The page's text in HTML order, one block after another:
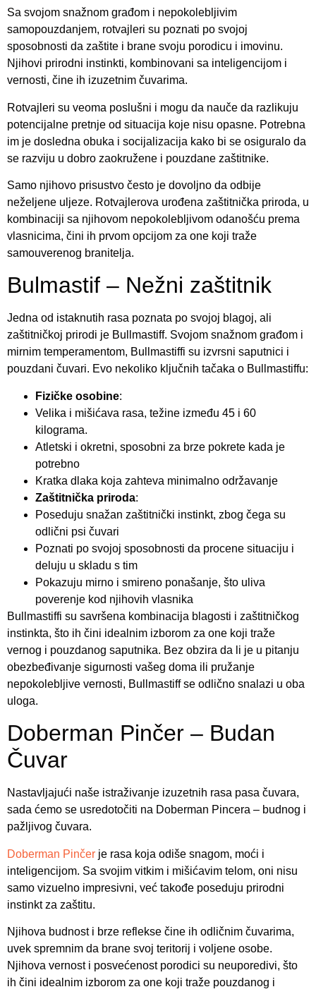
Sa svojom snažnom građom i nepokolebljivim
samopouzdanjem, rotvajleri su poznati po svojoj
sposobnosti da zaštite i brane svoju porodicu i imovinu.
Njihovi prirodni instinkti, kombinovani sa inteligencijom i
vernosti, čine ih izuzetnim čuvarima.
Rotvajleri su veoma poslušni i mogu da nauče da razlikuju
potencijalne pretnje od situacija koje nisu opasne. Potrebna
im je dosledna obuka i socijalizacija kako bi se osiguralo da
se razviju u dobro zaokružene i pouzdane zaštitnike.
Samo njihovo prisustvo često je dovoljno da odbije
neželjene uljeze. Rotvajlerova urođena zaštitnička priroda, u
kombinaciji sa njihovom nepokolebljivom odanošću prema
vlasnicima, čini ih prvom opcijom za one koji traže
samouverenog branitelja.
Bulmastif – Nežni zaštitnik
Jedna od istaknutih rasa poznata po svojoj blagoj, ali
zaštitničkoj prirodi je Bullmastiff. Svojom snažnom građom i
mirnim temperamentom, Bullmastiffi su izvrsni saputnici i
pouzdani čuvari. Evo nekoliko ključnih tačaka o Bullmastiffu:
Fizičke osobine:
Velika i mišićava rasa, težine između 45 i 60
kilograma.
Atletski i okretni, sposobni za brze pokrete kada je
potrebno
Kratka dlaka koja zahteva minimalno održavanje
Zaštitnička priroda:
Poseduju snažan zaštitnički instinkt, zbog čega su
odlični psi čuvari
Poznati po svojoj sposobnosti da procene situaciju i
deluju u skladu s tim
Pokazuju mirno i smireno ponašanje, što uliva
poverenje kod njihovih vlasnika
Bullmastiffi su savršena kombinacija blagosti i zaštitničkog
instinkta, što ih čini idealnim izborom za one koji traže
vernog i pouzdanog saputnika. Bez obzira da li je u pitanju
obezbeđivanje sigurnosti vašeg doma ili pružanje
nepokolebljive vernosti, Bullmastiff se odlično snalazi u oba
uloga.
Doberman Pinčer – Budan
Čuvar
Nastavljajući naše istraživanje izuzetnih rasa pasa čuvara,
sada ćemo se usredotočiti na Doberman Pincera – budnog i
pažljivog čuvara.
Doberman Pinčer je rasa koja odiše snagom, moći i
inteligencijom. Sa svojim vitkim i mišićavim telom, oni nisu
samo vizuelno impresivni, već takođe poseduju prirodni
instinkt za zaštitu.
Njihova budnost i brze reflekse čine ih odličnim čuvarima,
uvek spremnim da brane svoj teritorij i voljene osobe.
Njihova vernost i posvećenost porodici su neuporedivi, što
ih čini idealnim izborom za one koji traže pouzdanog i